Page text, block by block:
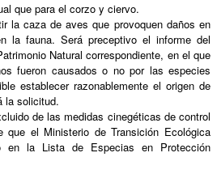
que para el corzo y ciervo.
la caza de aves que provoquen daños en
la fauna. Será preceptivo el informe del
Natural correspondiente, en el que
fueron causados o no por las especies
establecer razonablemente el origen de
la solicitud.
de las medidas cinegéticas de control
que el Ministerio de Transición Ecológica
en la Lista de Especias en Protección